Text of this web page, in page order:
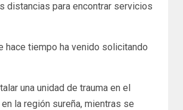
distancias para encontrar servicios
hace tiempo ha venido solicitando
una unidad de trauma en el
la región sureña, mientras se